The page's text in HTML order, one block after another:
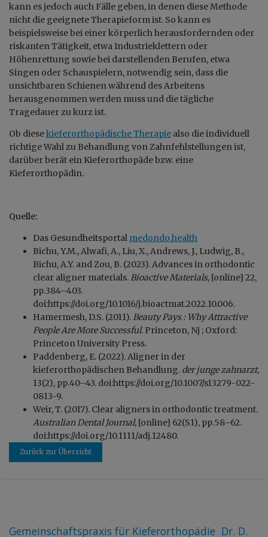
Zurück zur Übersicht
kann es jedoch auch Fälle geben, in denen diese Methode
nicht die geeignete Therapieform ist. So kann es
beispielsweise bei einer körperlich herausfordernden oder
riskanten Tätigkeit, etwa Industrieklettern oder
Höhenrettung sowie bei darstellenden Berufen, etwa
Singen oder Schauspielern, notwendig sein, dass die
unsichtbaren Schienen während des Arbeitens
herausgenommen werden muss und die tägliche
Tragedauer zu kurz ist.
Ob diesekieferorthopädische Therapie also die individuell
richtige Wahl zu Behandlung von Zahnfehlstellungen ist,
darüber berät ein Kieferorthopäde bzw. eine
Kieferorthopädin.
Quelle:
Das Gesundheitsportal medondo.health
Bichu, Y.M., Alwafi, A., Liu, X., Andrews, J., Ludwig, B.,
Bichu, A.Y. and Zou, B. (2023). Advances in orthodontic
clear aligner materials.Bioactive Materials, [online] 22,
pp.384–403.
doi:https://doi.org/10.1016/j.bioactmat.2022.10.006.
Hamermesh, D.S. (2011).Beauty Pays : Why Attractive
People Are More Successful. Princeton, Nj ; Oxford:
Princeton University Press.
Paddenberg, E. (2022). Aligner in der
kieferorthopädischen Behandlung. der junge zahnarzt,
13(2), pp.40–43. doi:https://doi.org/10.1007/s13279-022-
0813-9.
Weir, T. (2017). Clear aligners in orthodontic treatment.
Australian Dental Journal, [online] 62(S1), pp.58–62.
doi:https://doi.org/10.1111/adj.12480.
Gemeinschaftspraxis für Kieferorthopädie Dr. D.